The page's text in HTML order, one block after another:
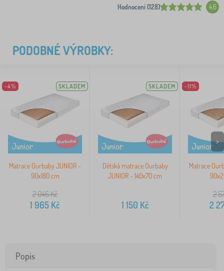
Hodnocení (128) 4.6
PODOBNÉ VÝROBKY:
-4% SKLADEM
Matrace Ourbaby JUNIOR -
90x180 cm
2 046Kč
1 965 Kč
SKLADEM
Dětská matrace Ourbaby
JUNIOR - 140x70 cm
1 150 Kč
-11%
Matrace
2
2
>
Popis